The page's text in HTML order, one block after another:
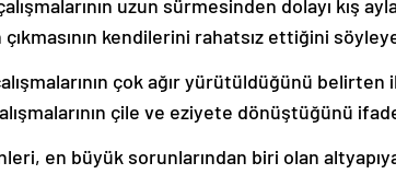
uzun sürmesinden dolayı kış
çıkmasının kendilerini rahatsız ettiğini
çok ağır yürütüldüğünü
çile ve eziyete dönüştüğünü
en büyük sorunlarından biri olan